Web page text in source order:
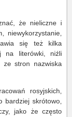
że nieliczne i
niewykorzystanie,
się też kilka
na literówki, niźli
ze stron nazwiska
rosyjskich,
bardziej skrótowo,
jako że często